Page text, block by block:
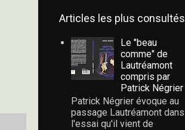
Articles les plus consultés
Le "beau
comme" de
Lautréamont
compris par
Patrick Négrier
Patrick Négrier évoque au
passage Lautréamont dans
l'essai qu'il vient de